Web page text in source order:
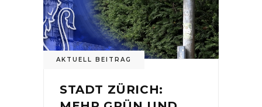
AKTUELL BEITRAG
STADT ZÜRICH: